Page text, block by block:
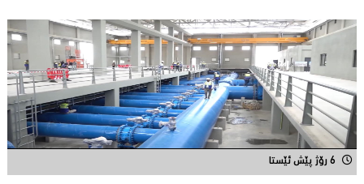
6 رۆژ پێش ئێستا